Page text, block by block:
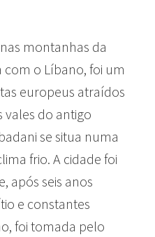
montanhas da
o Líbano, foi um
europeus atraídos
vales do antigo
se situa numa
frio. A cidade foi
após seis anos
e constantes
foi tomada pelo